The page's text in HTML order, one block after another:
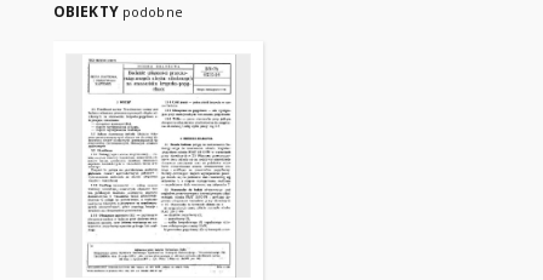
OBIEKTY podobne